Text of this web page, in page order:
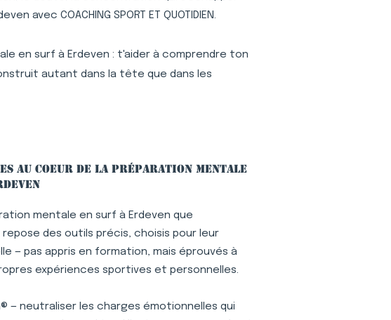
COACHING SPORT ET QUOTIDIEN.
en surf à Erdeven : t'aider à comprendre ton
autant dans la tête que dans les
au coeur de la préparation mentale
mentale en surf à Erdeven que
des outils précis, choisis pour leur
— pas appris en formation, mais éprouvés à
expériences sportives et personnelles.
— neutraliser les charges émotionnelles qui